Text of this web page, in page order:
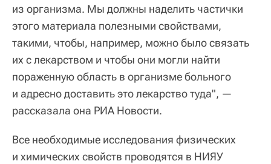
из организма. Мы должны наделить частички
этого материала полезными свойствами,
такими, чтобы, например, можно было связать
их с лекарством и чтобы они могли найти
пораженную область в организме больного
и адресно доставить это лекарство туда", —
рассказала она РИА Новости.
Все необходимые исследования физических
и химических свойств проводятся в НИЯУ